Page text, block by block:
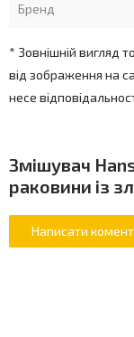
Бренд
* Зовнішній вигляд
від зображення на
несе
Змішувач
раковини із